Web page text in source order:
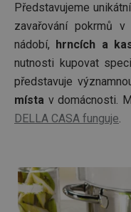
Představujeme
zavařování pokrmů v
nádobí, hrncích a
nutnosti kupovat
představuje
místa v domácnosti.
DELLA CASA funguje.